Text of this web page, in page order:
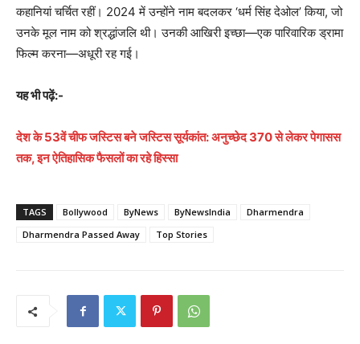
कहानियां चर्चित रहीं। 2024 में उन्होंने नाम बदलकर ‘धर्म सिंह देओल’ किया, जो
उनके मूल नाम को श्रद्धांजलि थी। उनकी आखिरी इच्छा—एक पारिवारिक ड्रामा
फिल्म करना—अधूरी रह गई।
यह भी पढ़ें:-
देश के 53वें चीफ जस्टिस बने जस्टिस सूर्यकांत: अनुच्छेद 370 से लेकर पेगासस
तक, इन ऐतिहासिक फैसलों का रहे हिस्सा
TAGS Bollywood ByNews ByNewsIndia
Dharmendra
Dharmendra Passed Away
Top Stories